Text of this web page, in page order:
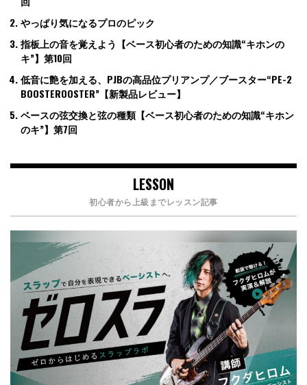
やっぱり気になるプロのピック
指板上の音を覚えよう【ベース初心者のための知識“キホンの
キ”】第10回
低音に艶を加える、PJBの高品位プリアンプ／ブースター“PE-2
BOOSTEROOSTER”【新製品レビュー】
ベースの弦交換と弦の種類【ベース初心者のための知識“キホン
のキ”】第7回
LESSON
初心者から上級までレッスン記事